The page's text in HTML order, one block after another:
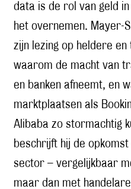
data is de rol van geld
het overnemen. Mayer-
zijn lezing op heldere en
waarom de macht van
en banken afneemt, en
marktplaatsen als
Alibaba zo stormachtig
beschrijft hij de
sector – vergelijkbaar
maar dan met